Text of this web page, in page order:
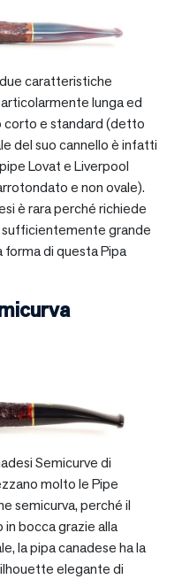
caratteristiche
lunga ed
corto e standard (detto
del suo cannello è infatti
Lovat e Liverpool
e non ovale).
è rara perché richiede
sufficientemente grande
forma di questa Pipa
Semicurve di
molto le Pipe
semicurva, perché il
bocca grazie alla
la pipa canadese ha la
elegante di